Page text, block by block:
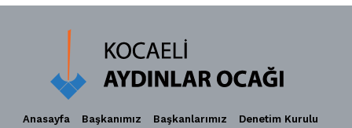
Anasayfa Başkanımız Başkanlarımız
Denetim Kurulu